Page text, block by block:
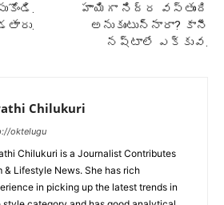
హాయిగా నిద్ర వస్తుంది
అనుకుంటున్నారా? కానీ
నష్టాలే ఎక్కువ.
Chilukuri
oktelugu
Chilukuri is a Journalist Contributes
& Lifestyle News. She has rich
in picking up the latest trends in